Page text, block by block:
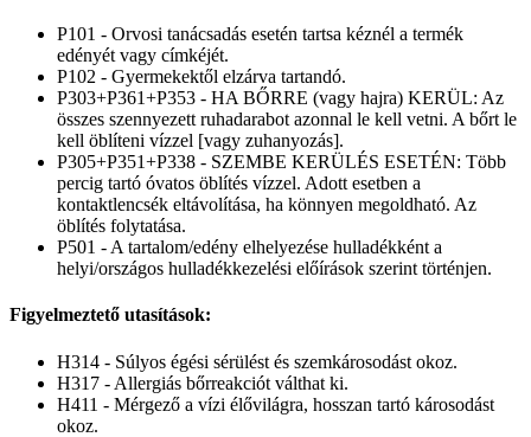
P101 - Orvosi tanácsadás esetén tartsa kéznél a termék
edényét vagy címkéjét.
P102 - Gyermekektől elzárva tartandó.
P303+P361+P353 - HA BŐRRE (vagy hajra) KERÜL: Az
összes szennyezett ruhadarabot azonnal le kell vetni. A bőrt le
kell öblíteni vízzel [vagy zuhanyozás].
P305+P351+P338 - SZEMBE KERÜLÉS ESETÉN: Több
percig tartó óvatos öblítés vízzel. Adott esetben a
kontaktlencsék eltávolítása, ha könnyen megoldható. Az
öblítés folytatása.
P501 - A tartalom/edény elhelyezése hulladékként a
helyi/országos hulladékkezelési előírások szerint történjen.
Figyelmeztető utasítások:
H314 - Súlyos égési sérülést és szemkárosodást okoz.
H317 - Allergiás bőrreakciót válthat ki.
H411 - Mérgező a vízi élővilágra, hosszan tartó károsodást
okoz.